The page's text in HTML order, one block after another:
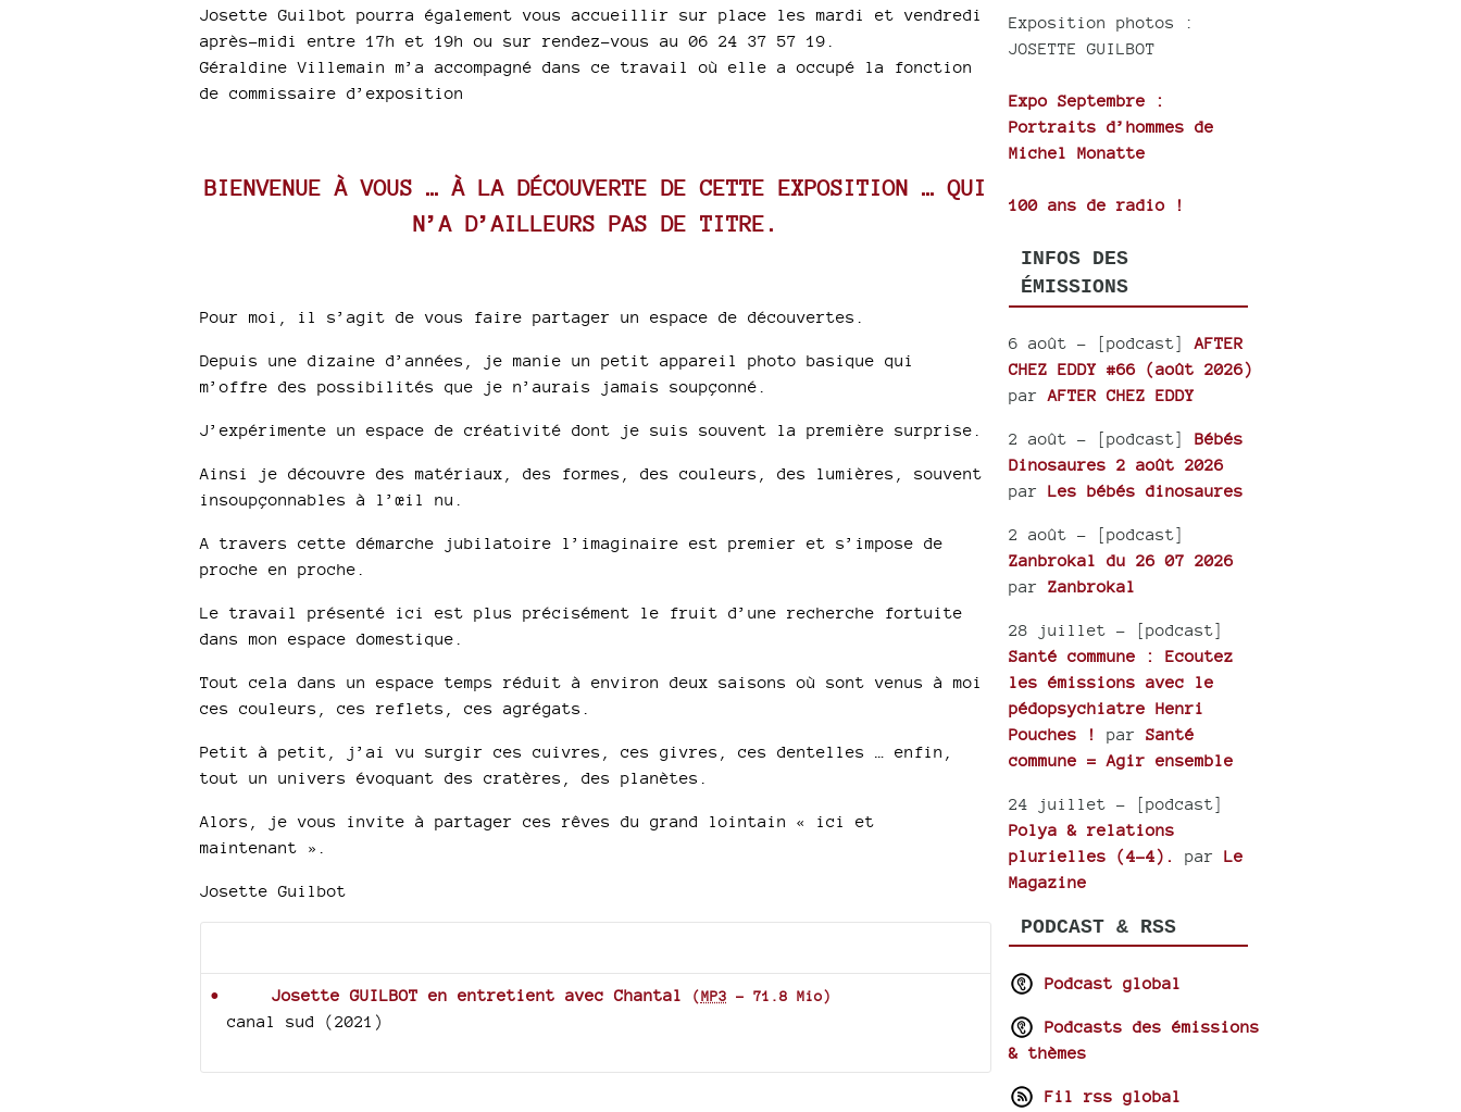
Josette Guilbot pourra également vous accueillir sur place les mardi et vendredi
après-midi entre 17h et 19h ou sur rendez-vous au 06 24 37 57 19.
Géraldine Villemain m’a accompagné dans ce travail où elle a occupé la fonction
de commissaire d’exposition
BIENVENUE À VOUS … À LA DÉCOUVERTE DE CETTE EXPOSITION … QUI
N’A D’AILLEURS PAS DE TITRE.
Pour moi, il s’agit de vous faire partager un espace de découvertes.
Depuis une dizaine d’années, je manie un petit appareil photo basique qui
m’offre des possibilités que je n’aurais jamais soupçonné.
J’expérimente un espace de créativité dont je suis souvent la première surprise.
Ainsi je découvre des matériaux, des formes, des couleurs, des lumières, souvent
insoupçonnables à l’œil nu.
A travers cette démarche jubilatoire l’imaginaire est premier et s’impose de
proche en proche.
Le travail présenté ici est plus précisément le fruit d’une recherche fortuite
dans mon espace domestique.
Tout cela dans un espace temps réduit à environ deux saisons où sont venus à moi
ces couleurs, ces reflets, ces agrégats.
Petit à petit, j’ai vu surgir ces cuivres, ces givres, ces dentelles … enfin,
tout un univers évoquant des cratères, des planètes.
Alors, je vous invite à partager ces rêves du grand lointain « ici et
maintenant ».
Josette Guilbot
Josette GUILBOT en entretient avec Chantal (MP3 - 71.8 Mio)
canal sud (2021)
Exposition photos :
JOSETTE GUILBOT
Expo Septembre :
Portraits d’hommes de
Michel Monatte
100 ans de radio !
INFOS DES
ÉMISSIONS
6 août- [podcast]AFTER
CHEZ EDDY #66 (août 2026)
parAFTER CHEZ EDDY
2 août- [podcast]Bébés
Dinosaures 2 août 2026
parLes bébés dinosaures
2 août- [podcast]
Zanbrokal du 26 07 2026
parZanbrokal
28 juillet- [podcast]
Santé commune : Ecoutez
les émissions avec le
pédopsychiatre Henri
Pouches !
parSanté
commune = Agir ensemble
24 juillet- [podcast]
Polya & relations
plurielles (4-4).
parLe
Magazine
PODCAST & RSS
Podcast global
Podcasts des émissions
& thèmes
Fil rss global